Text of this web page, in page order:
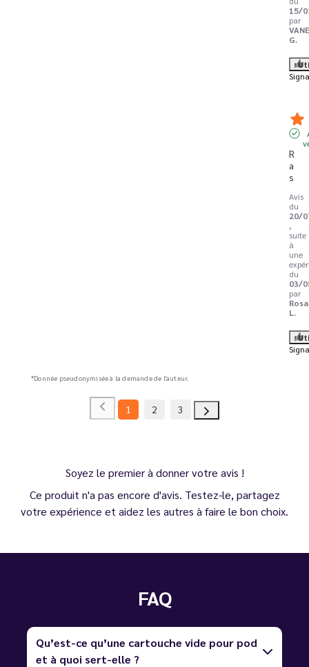
15/
par
G.
R
a
s
Avis
du
20/
,
suite
à
une
du
03/
par
L.
*Donnée pseudonymisée à la demande de l'auteur.
1 2 3
Soyez le premier à donner votre avis !
Ce produit n'a pas encore d'avis. Testez-le, partagez
votre expérience et aidez les autres à faire le bon choix.
FAQ
Qu’est-ce qu’une cartouche vide pour pod
et à quoi sert-elle ?